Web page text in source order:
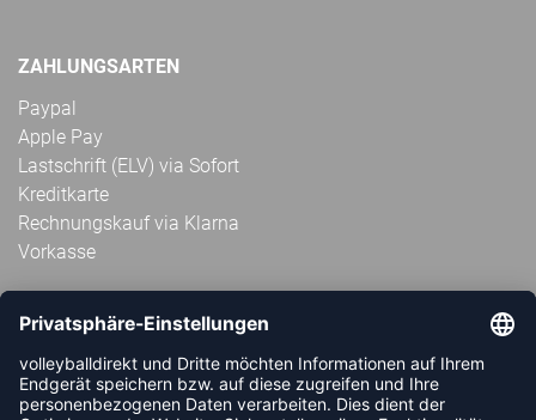
ZAHLUNGSARTEN
Paypal
Apple Pay
Lastschrift (ELV) via Sofort
Kreditkarte
Rechnungskauf via Klarna
Vorkasse
ABONNIERE JETZT DEN KOSTENLOSEN
VOLLEYBALLDIREKT-NEWSLETTER UND VERPASSE KEINE
NEUIGKEIT ODER AKTION MEHR.